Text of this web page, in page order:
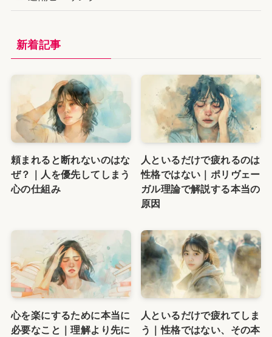
新着記事
頼まれると断れないのはな
ぜ？｜人を優先してしまう
心の仕組み
人といるだけで疲れるのは
性格ではない｜ポリヴェー
ガル理論で解説する本当の
原因
心を楽にするために本当に
必要なこと｜理解より先に
人といるだけで疲れてしま
う｜性格ではない、その本